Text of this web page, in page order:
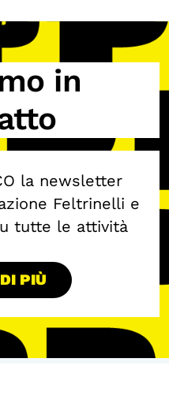
in
la newsletter
Feltrinelli e
tutte le attività
PIÙ